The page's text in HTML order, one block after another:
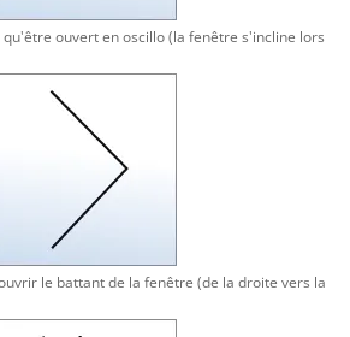
ouvert en oscillo (la fenêtre s'incline lors
le battant de la fenêtre (de la droite vers la